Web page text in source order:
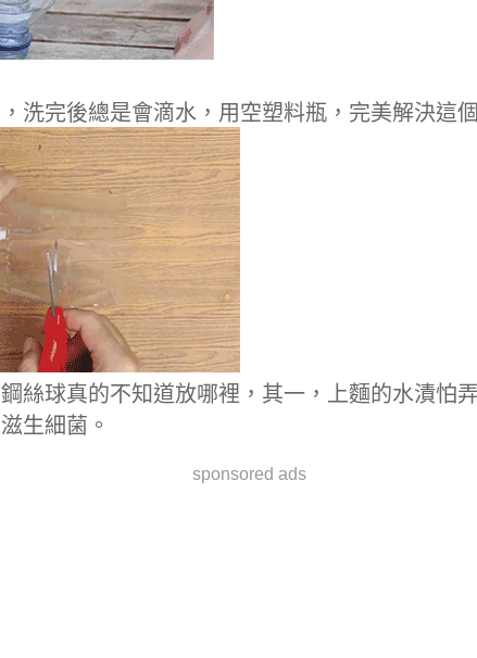
洗完後總是會滴水，用空塑料瓶，完美解決這
絲球真的不知道放哪裡，其一，上麵的水漬怕
生細菌。
sponsored ads